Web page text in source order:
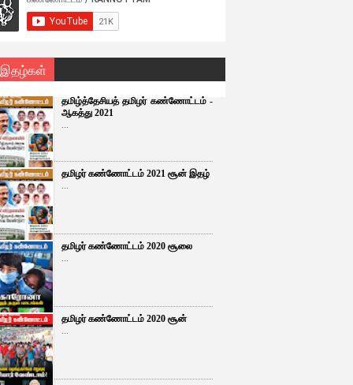
இதழ்கள்
தமிழ்த்தேசியத் தமிழர் கண்ணோட்டம் -
ஆகத்து 2021
...
தமிழர் கண்ணோட்டம் 2021 சூன் இதழ்
...
தமிழர் கண்ணோட்டம் 2020 சூலை
...
தமிழர் கண்ணோட்டம் 2020 சூன்
...